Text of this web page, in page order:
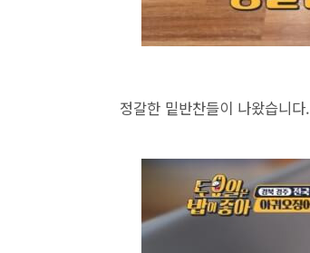
정갈한 밑반찬들이 나왔습니다.